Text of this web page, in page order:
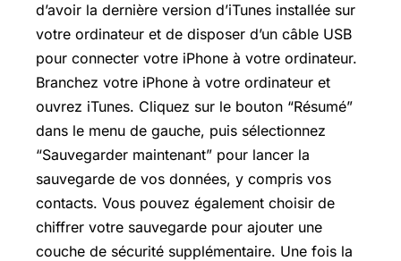
d’avoir la dernière version d’iTunes installée sur
votre ordinateur et de disposer d’un câble USB
pour connecter votre iPhone à votre ordinateur.
Branchez votre iPhone à votre ordinateur et
ouvrez iTunes. Cliquez sur le bouton “Résumé”
dans le menu de gauche, puis sélectionnez
“Sauvegarder maintenant” pour lancer la
sauvegarde de vos données, y compris vos
contacts. Vous pouvez également choisir de
chiffrer votre sauvegarde pour ajouter une
couche de sécurité supplémentaire. Une fois la